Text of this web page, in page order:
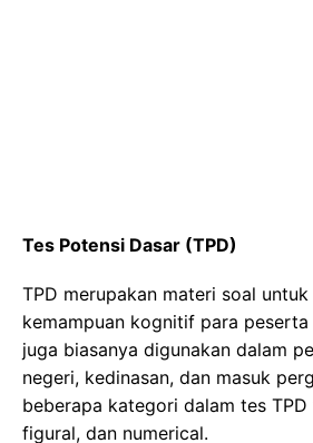
Tes Potensi Dasar (TPD)
TPD merupakan materi soal
kemampuan kognitif para peserta
juga biasanya digunakan dalam
negeri, kedinasan, dan masuk
beberapa kategori dalam tes
figural, dan numerical.